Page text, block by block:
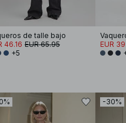
de talle bajo
46.16 EUR 65.95
+5
EUR
-30%